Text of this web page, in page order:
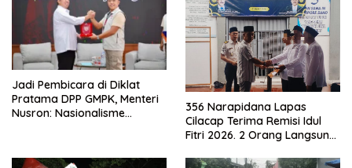
Jadi Pembicara di Diklat
Pratama DPP GMPK, Menteri
Nusron: Nasionalisme
356 Narapidana Lapas
Cilacap Terima Remisi Idul
Fitri 2026. 2 Orang Langsung